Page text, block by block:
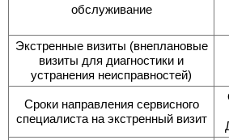
обслуживание
Экстренные визиты (внеплановые
визиты для диагностики и
устранения неисправностей)
Сроки направления сервисного
специалиста на экстренный визит